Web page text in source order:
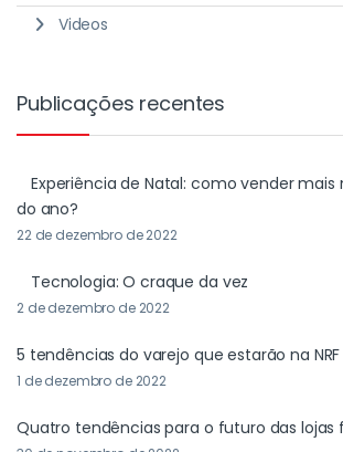
Videos
Publicações recentes
Experiência de Natal: como vender
do ano?
22 de dezembro de 2022
Tecnologia: O craque da vez
2 de dezembro de 2022
5 tendências do varejo que estarão na NRF
1 de dezembro de 2022
Quatro tendências para o futuro das lojas